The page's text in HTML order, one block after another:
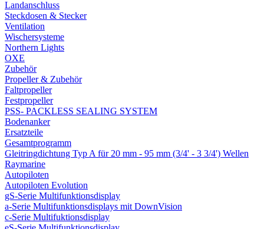
Landanschluss
Steckdosen & Stecker
Ventilation
Wischersysteme
Northern Lights
OXE
Zubehör
Propeller & Zubehör
Faltpropeller
Festpropeller
PSS- PACKLESS SEALING SYSTEM
Bodenanker
Ersatzteile
Gesamtprogramm
Gleitringdichtung Typ A für 20 mm - 95 mm (3/4' - 3 3/4') Wellen
Raymarine
Autopiloten
Autopiloten Evolution
gS-Serie Multifunktionsdisplay
a-Serie Multifunktionsdisplays mit DownVision
c-Serie Multifuktionsdisplay